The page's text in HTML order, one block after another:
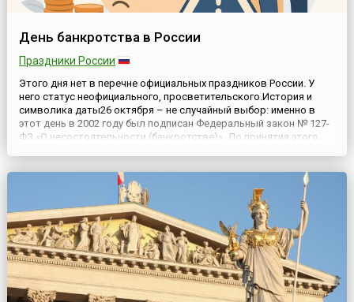
День банкротства в России
Праздники России
Этого дня нет в перечне официальных праздников России. У
него статус неофициального, просветительского.История и
символика даты26 октября – не случайный выбор: именно в
этот день в 2002 году был подписан Федеральный закон № 127-
ФЗ «О несостоятельности (банкротстве)». До принятия этого